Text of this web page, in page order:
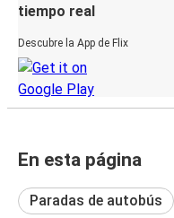
tiempo real
Descubre la App de Flix
En esta página
Paradas de autobús